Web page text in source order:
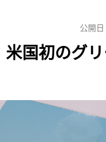
公開
米国初のグ